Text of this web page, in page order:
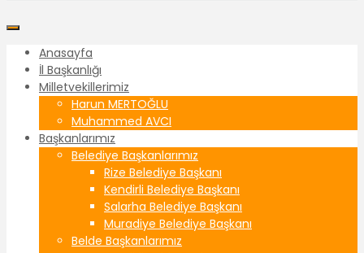
Anasayfa
İl Başkanlığı
Milletvekillerimiz
Harun MERTOĞLU
Muhammed AVCI
Başkanlarımız
Belediye Başkanlarımız
Rize Belediye Başkanı
Kendirli Belediye Başkanı
Salarha Belediye Başkanı
Muradiye Belediye Başkanı
Belde Başkanlarımız